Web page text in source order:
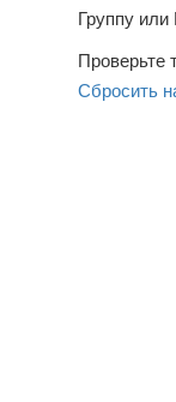
Группу
Проверьте
Сбросить